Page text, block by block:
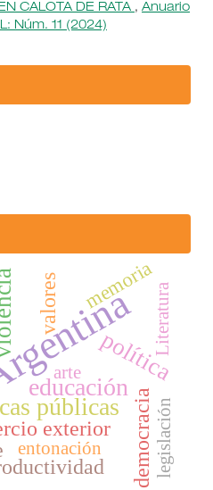
CALOTA DE RATA , Anuario
Núm. 11 (2024)
educación
públicas
política
valores
exterior
democracia
memoria
entonación
Literatura
legislación
arte